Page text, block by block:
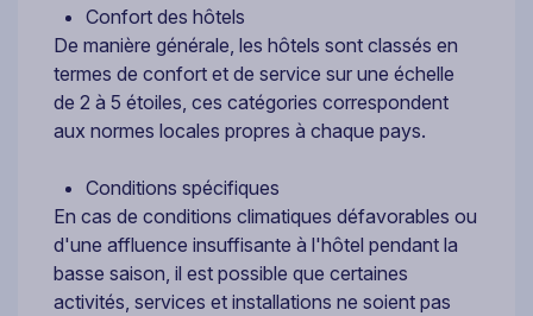
Confort des hôtels
De manière générale, les hôtels sont classés en
termes de confort et de service sur une échelle
de 2 à 5 étoiles, ces catégories correspondent
aux normes locales propres à chaque pays.
Conditions spécifiques
En cas de conditions climatiques défavorables ou
d'une affluence insuffisante à l'hôtel pendant la
basse saison, il est possible que certaines
activités, services et installations ne soient pas